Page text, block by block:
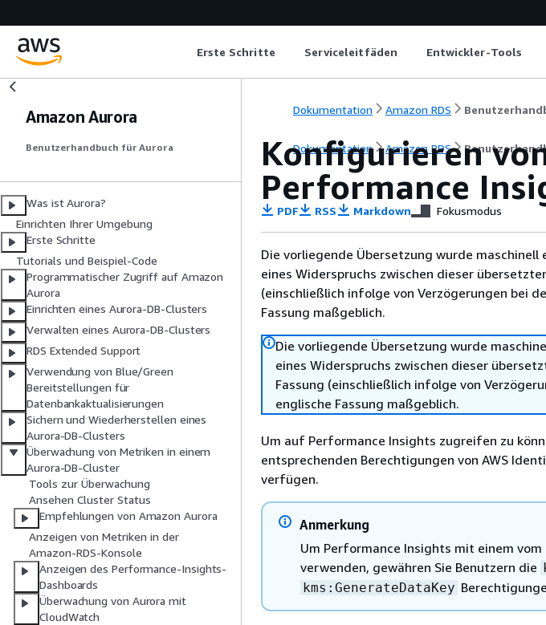
Erste Schritte Serviceleitfäden Entwickler-Tools
Amazon Aurora
Benutzerhandbuch für Aurora
Was ist Aurora?
Einrichten Ihrer Umgebung
Erste Schritte
Tutorials und Beispiel-Code
Programmatischer Zugriff auf Amazon
Aurora
Einrichten eines Aurora-DB-Clusters
Verwalten eines Aurora-DB-Clusters
RDS Extended Support
Verwendung von Blue/Green
Bereitstellungen für
Datenbankaktualisierungen
Sichern und Wiederherstellen eines
Aurora-DB-Clusters
Überwachung von Metriken in einem
Aurora-DB-Cluster
Tools zur Überwachung
Ansehen Cluster Status
Empfehlungen von Amazon Aurora
Anzeigen von Metriken in der
Amazon-RDS-Konsole
Anzeigen des Performance-Insights-
Dashboards
Überwachung von Aurora mit
CloudWatch
Dokumentation Amazon RDS
Dokumentation Amazon RDS
Konfigurieren
Performance
PDF RSS Markdown Fokusmodus
Die vorliegende Übersetzung wurde
eines Widerspruchs zwischen dieser
(einschließlich infolge von Verzögerungen bei
Fassung maßgeblich.
Die vorliegende Übersetzung wurde
eines Widerspruchs zwischen dieser
Fassung (einschließlich infolge von
englische Fassung maßgeblich.
Um auf Performance Insights zugreifen zu
entsprechenden Berechtigungen von AWS
verfügen.
Anmerkung
Um Performance Insights mit einem
verwenden, gewähren Sie Benutzern die
kms:GenerateDataKey